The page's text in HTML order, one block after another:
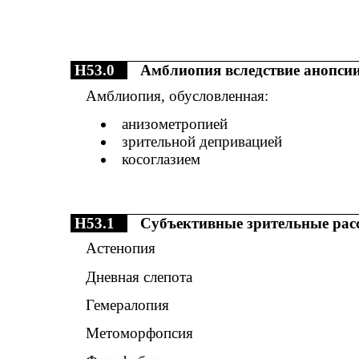
H53.0
Амблиопия вследствие
Амблиопия, обусловленная:
анизометропией
зрительной депривацией
косоглазием
H53.1
Субъективные зрительные
Астенопия
Дневная слепота
Гемералопия
Метоморфопсия